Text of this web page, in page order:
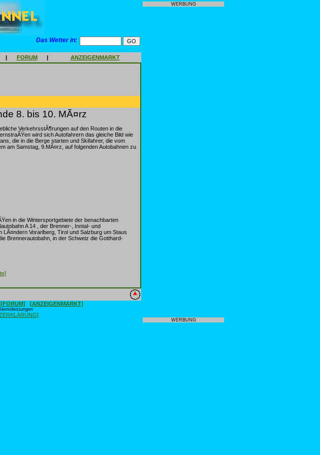
Das Wetter in:
| FORUM | ANZEIGENMARKT
8. bis 10. MÃ¤rz
VerkehrsstÃ¶rungen auf den Routen in die
wird sich Autofahrern das gleiche Bild wie
die in die Berge starten und Skifahrer, die vom
am Samstag, 9.MÃ¤rz, auf folgenden Autobahnen zu
in die Wintersportgebiete der benachbarten
A 14 , der Brenner-, Inntal- und
Vorarlberg, Tirol und Salzburg um Staus
Brennerautobahn, in der Schweiz die Gotthard-
[FORUM] [ANZEIGENMARKT]
WERBUNG
WERBUNG